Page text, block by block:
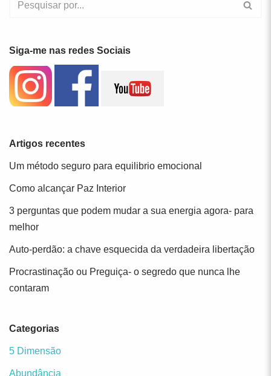
Siga-me nas redes Sociais
Artigos recentes
Um método seguro para equilibrio emocional
Como alcançar Paz Interior
3 perguntas que podem mudar a sua energia agora- para
melhor
Auto-perdão: a chave esquecida da verdadeira libertação
Procrastinação ou Preguiça- o segredo que nunca lhe
contaram
Categorias
5 Dimensão
Abundância